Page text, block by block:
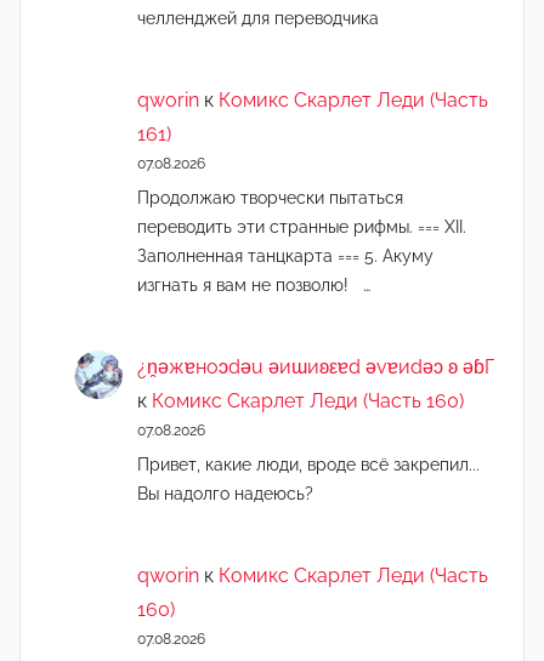
челленджей для переводчика
qworin к Комикс Скарлет Леди (Часть
161)
07.08.2026
Продолжаю творчески пытаться
переводить эти странные рифмы. === XII.
Заполненная танцкарта === 5. Акуму
изгнать я вам не позволю! …
¿n̯ǝжɐноɔdǝu ǝиɯиʚεɐd ǝvɐиdǝɔ ʚ ǝɓГ
к Комикс Скарлет Леди (Часть 160)
07.08.2026
Привет, какие люди, вроде всё закрепил...
Вы надолго надеюсь?
qworin к Комикс Скарлет Леди (Часть
160)
07.08.2026